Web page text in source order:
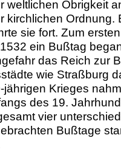
weltlichen Obrigkeit
kirchlichen Ordnung.
sie fort. Zum
ein Bußtag
das Reich zur
wie Straßburg
jährigen Krieges
des 19.
vier
Bußtage